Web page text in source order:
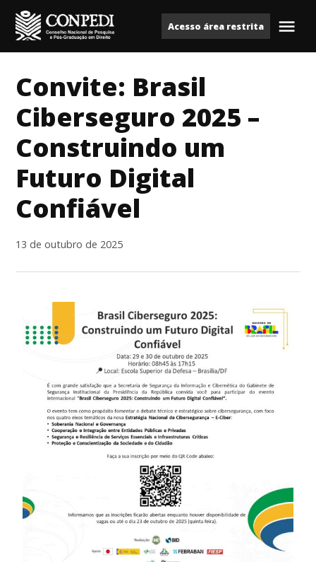
para
o
ConpediAcesso área restrita
Convite: Brasil
Ciberseguro 2025 –
Construindo um
Futuro Digital
Confiável
13 de outubro de 2025